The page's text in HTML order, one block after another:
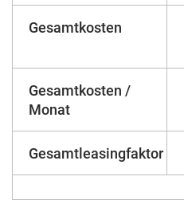
Gesamtkosten
Gesamtkosten /
Monat
Gesamtleasingfaktor